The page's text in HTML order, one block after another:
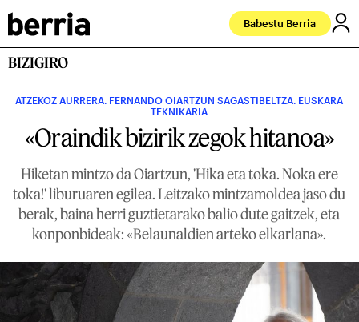
Babestu Berria
BIZIGIRO
ATZEKOZ AURRERA. FERNANDO OIARTZUN SAGASTIBELTZA. EUSKARA
TEKNIKARIA
«Oraindik bizirik zegok hitanoa»
Hiketan mintzo da Oiartzun, 'Hika eta toka. Noka ere
toka!' liburuaren egilea. Leitzako mintzamoldea jaso du
berak, baina herri guztietarako balio dute gaitzek, eta
konponbideak: «Belaunaldien arteko elkarlana».